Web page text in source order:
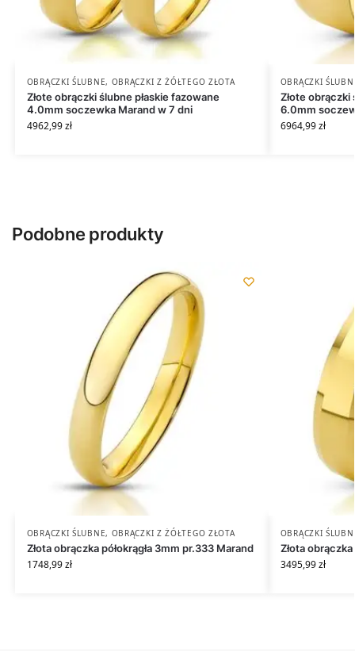
OBRĄCZKI ŚLUBNE, OBRĄCZKI Z ŻÓŁTEGO ZŁOTA
Złote obrączki ślubne płaskie fazowane
4.0mm soczewka Marand w 7 dni
4962,99zł
OBRĄCZKI
Złote obrączki
6.0mm
6964,99zł
Podobne produkty
OBRĄCZKI ŚLUBNE, OBRĄCZKI Z ŻÓŁTEGO ZŁOTA
Złota obrączka półokrągła 3mm pr.333 Marand
1748,99zł
OBRĄCZKI
Złota
3495,99zł